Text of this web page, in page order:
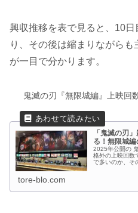
興収推移を表で見ると、10
り、その後は縮まりながら
が一目で分かります。
鬼滅の刃『無限城編』上映回
「鬼滅の刃
る！無限城
2025年公開の
格外の上映回数
で多いのか、そ
tore-blo.com